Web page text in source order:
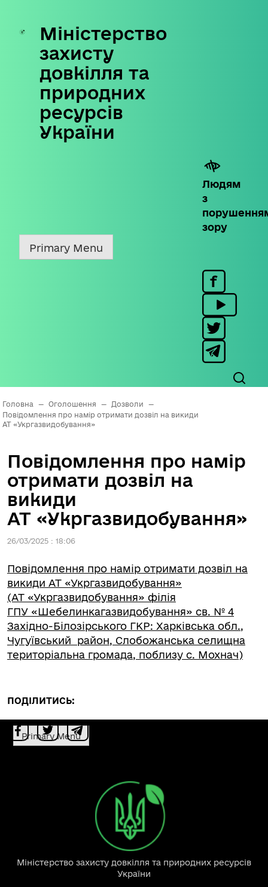
Skip
content
Міністерство
захисту
довкілля та
природних
ресурсів
України
Людям
з
зору
Primary Menu
Головна — Оголошення — Дозволи
—
Повідомлення про намір отримати дозвіл на викиди
АТ «Укргазвидобування»
Повідомлення про намір
отримати дозвіл на
викиди
АТ «Укргазвидобування»
26/03/2025 : 18:06
Повідомлення про намір отримати дозвіл на
викиди АТ «Укргазвидобування»
(АТ «Укргазвидобування» філія
ГПУ «Шебелинкагазвидобування» св. № 4
Західно-Білозірського ГКР: Харківська обл.,
Чугуївський район, Слобожанська селищна
територіальна громада, поблизу с. Мохнач)
ПОДІЛИТИСЬ:
Primary Menu
Міністерство захисту довкілля та природних ресурсів
України